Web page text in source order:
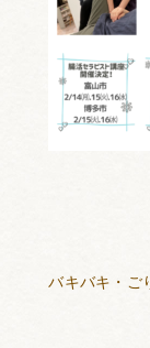
バキバキ・ご